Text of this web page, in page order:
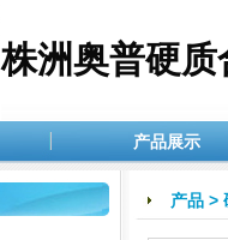
株洲奥普硬
产品展示
产品 >